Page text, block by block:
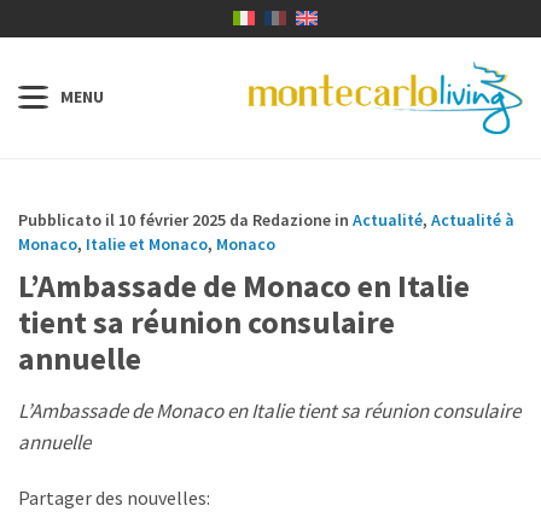
Pubblicato il 10 février 2025 da Redazione in Actualité, Actualité à
Monaco, Italie et Monaco, Monaco
L’Ambassade de Monaco en Italie
tient sa réunion consulaire
annuelle
L’Ambassade de Monaco en Italie tient sa réunion consulaire
annuelle
Partager des nouvelles: